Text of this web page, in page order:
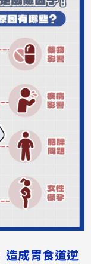
造成胃食道逆